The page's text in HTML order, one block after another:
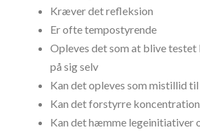
Kræver det refleksion
Er ofte tempostyrende
Opleves det som at blive testet
på sig selv
Kan det opleves som mistillid
Kan det forstyrre
Kan det hæmme legeinitiativer